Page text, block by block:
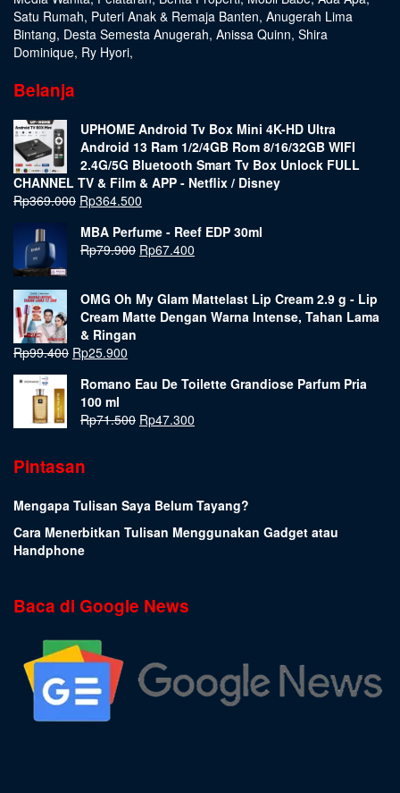
Satu Rumah, Puteri Anak & Remaja Banten, Anugerah Lima
Bintang, Desta Semesta Anugerah, Anissa Quinn, Shira
Dominique, Ry Hyori,
Belanja
UPHOME Android Tv Box Mini 4K-HD Ultra
Android 13 Ram 1/2/4GB Rom 8/16/32GB WIFI
2.4G/5G Bluetooth Smart Tv Box Unlock FULL
CHANNEL TV & Film & APP - Netflix / Disney
Rp369.000 Rp364.500
MBA Perfume - Reef EDP 30ml
Rp79.900 Rp67.400
OMG Oh My Glam Mattelast Lip Cream 2.9 g - Lip
Cream Matte Dengan Warna Intense, Tahan Lama
& Ringan
Rp99.400 Rp25.900
Romano Eau De Toilette Grandiose Parfum Pria
100 ml
Rp71.500 Rp47.300
Pintasan
Mengapa Tulisan Saya Belum Tayang?
Cara Menerbitkan Tulisan Menggunakan Gadget atau
Handphone
Baca di Google News